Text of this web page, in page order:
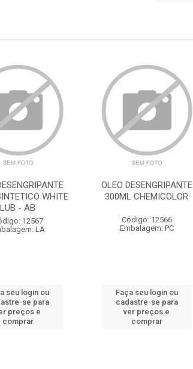
WHITE
LUB - AB
12567
LA
seu login ou
se para
preços e
comprar
OLEO DESENGRIPANTE
300ML CHEMICOLOR
Código: 12566
Embalagem: PC
Faça seu login ou
cadastre-se para
ver preços e
comprar